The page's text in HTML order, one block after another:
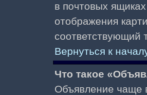
в почтовых
отображения
соответствующий
Вернуться к
Что такое
Объявление чаще